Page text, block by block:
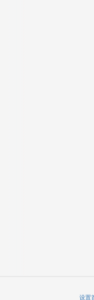
设置